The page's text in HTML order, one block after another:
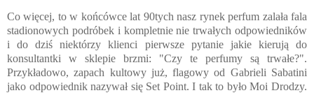
Co więcej, to w końcówce lat 90tych nasz rynek perfum zalała fala
stadionowych podróbek i kompletnie nie trwałych odpowiedników
i do dziś niektórzy klienci pierwsze pytanie jakie kierują do
konsultantki w sklepie brzmi: "Czy te perfumy są trwałe?".
Przykładowo, zapach kultowy już, flagowy od Gabrieli Sabatini
jako odpowiednik nazywał się Set Point. I tak to było Moi Drodzy.